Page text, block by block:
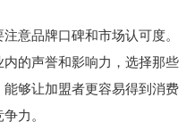
品牌口碑和市场认可度。
的声誉和影响力，选择那些
够让加盟者更容易得到消费
力。